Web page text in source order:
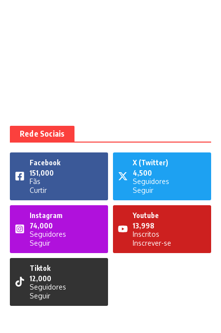
Rede Sociais
Facebook
151,000
Fãs
Curtir
X (Twitter)
4,500
Seguidores
Seguir
Instagram
74,000
Seguidores
Seguir
Youtube
13,998
Inscritos
Inscrever-se
Tiktok
12,000
Seguidores
Seguir